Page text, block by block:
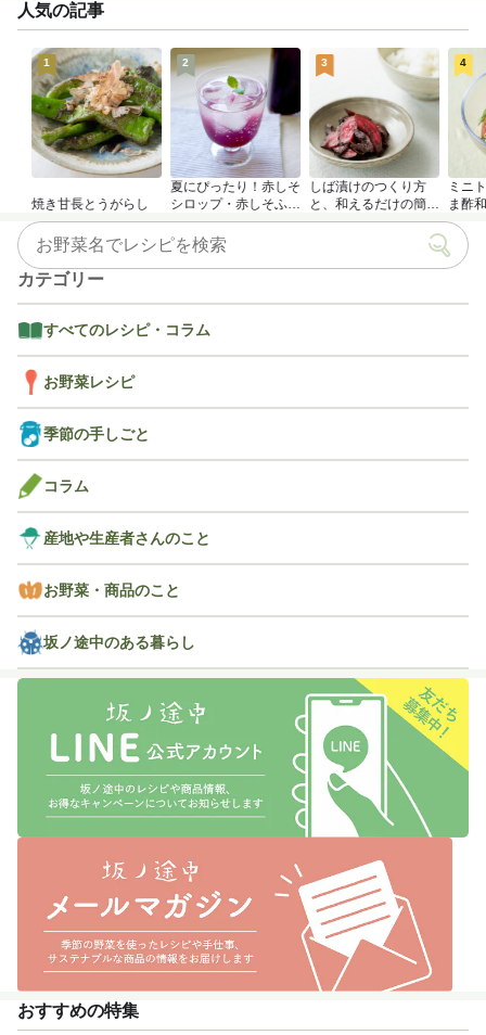
人気の記事
1
焼き甘長とうがらし
2
夏にぴったり！赤しそ
シロップ・赤しそふり
かけのつくり方
3
しば漬けのつくり方
と、和えるだけの簡単
アレンジレシピ
4
ミニ
ま酢
カテゴリー
すべてのレシピ・コラム
お野菜レシピ
季節の手しごと
コラム
産地や生産者さんのこと
お野菜・商品のこと
坂ノ途中のある暮らし
おすすめの特集